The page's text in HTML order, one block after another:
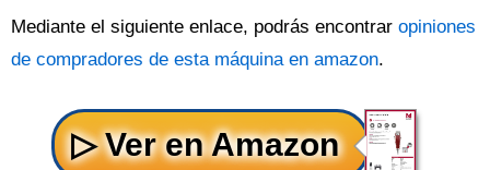
Mediante el siguiente enlace, podrás encontrar opiniones
de compradores de esta máquina en amazon.